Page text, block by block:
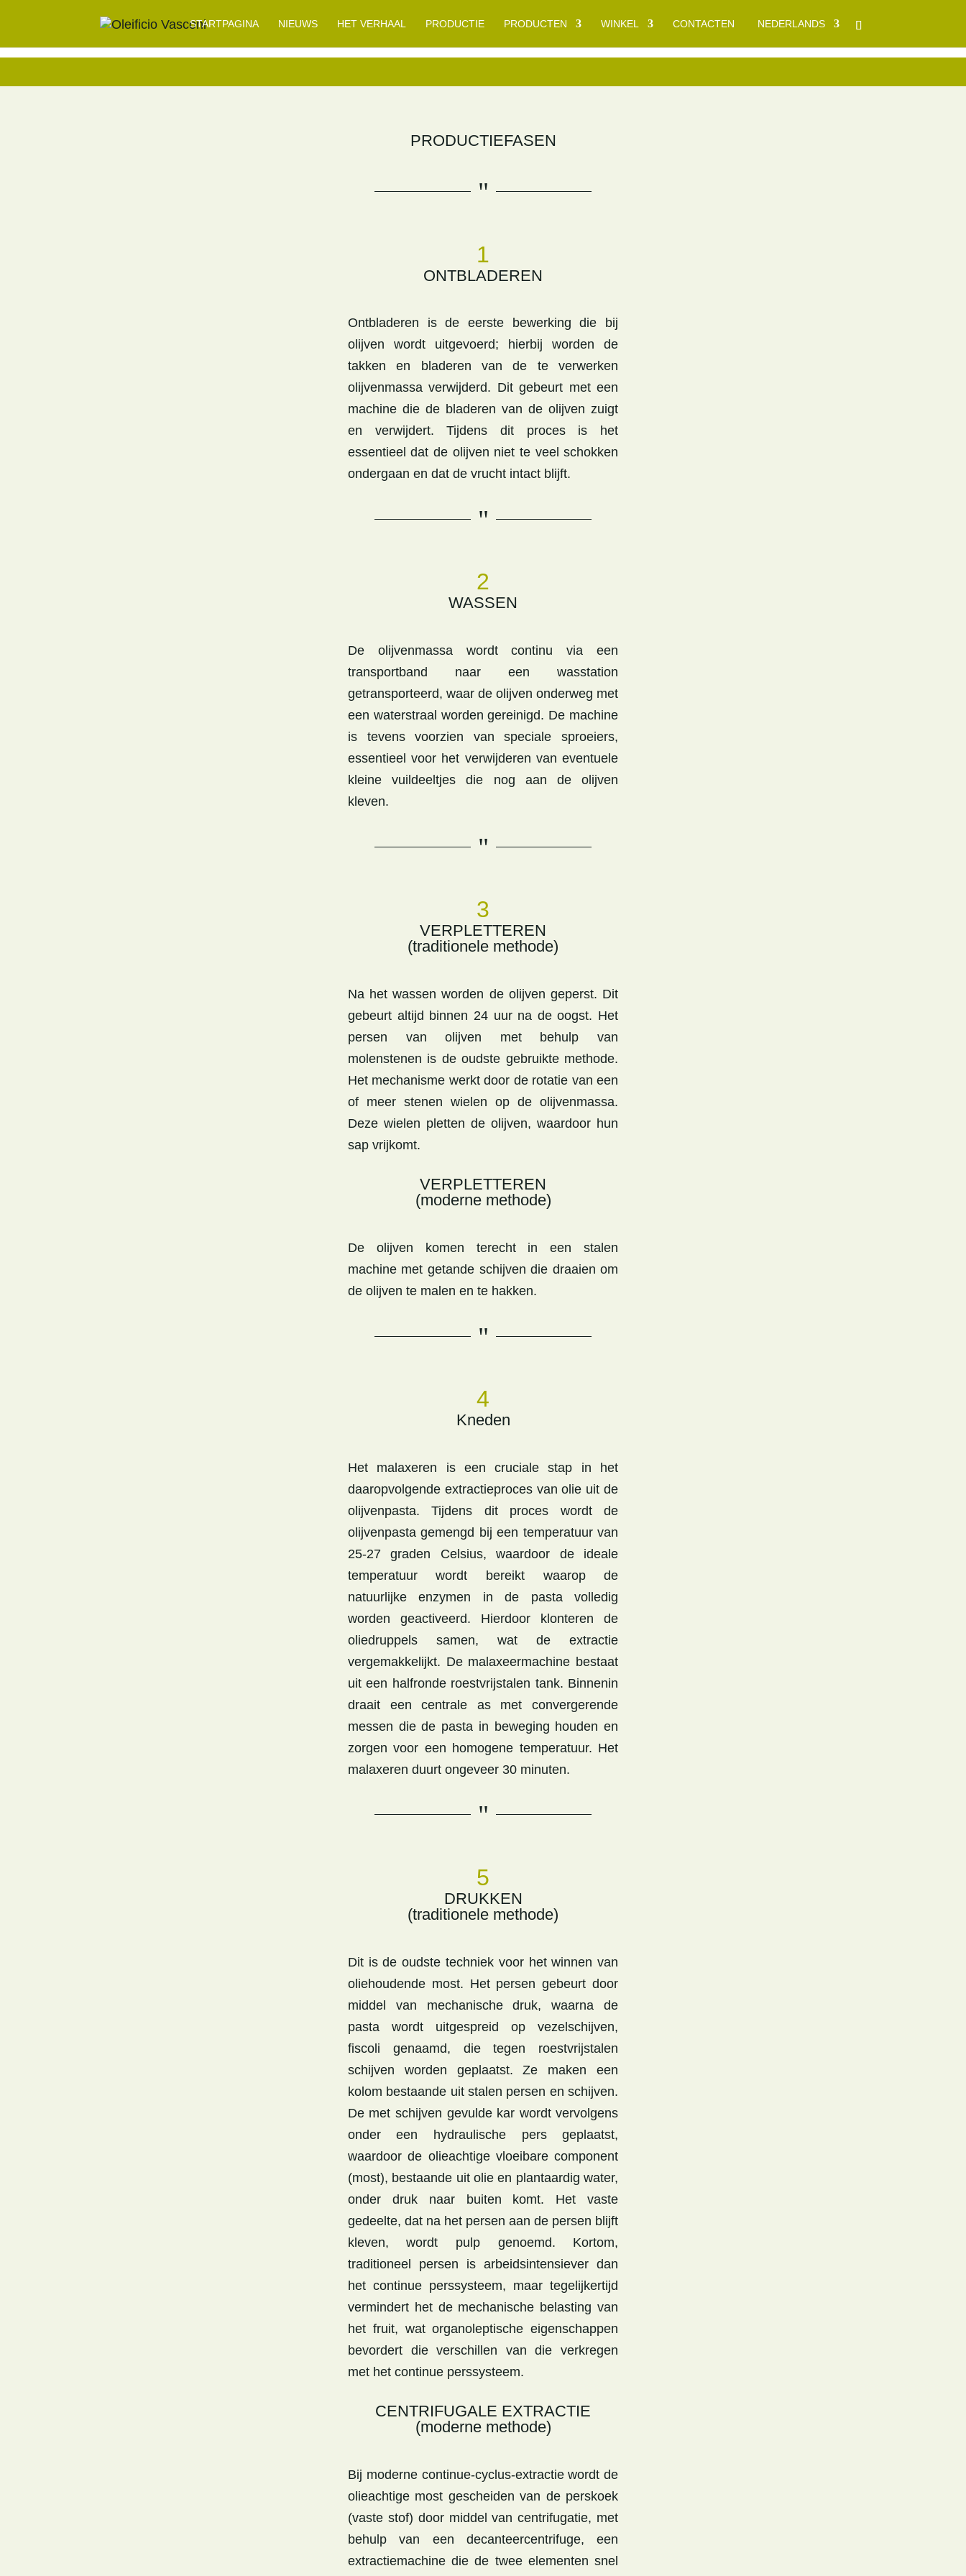
STARTPAGINA NIEUWS HET VERHAAL PRODUCTIE PRODUCTEN WINKEL CONTACTEN NEDERLANDS
PRODUCTIEFASEN
"
1
ONTBLADEREN
Ontbladeren is de eerste bewerking die bij
olijven wordt uitgevoerd; hierbij worden de
takken en bladeren van de te verwerken
olijvenmassa verwijderd. Dit gebeurt met een
machine die de bladeren van de olijven zuigt
en verwijdert. Tijdens dit proces is het
essentieel dat de olijven niet te veel schokken
ondergaan en dat de vrucht intact blijft.
"
2
WASSEN
De olijvenmassa wordt continu via een
transportband naar een wasstation
getransporteerd, waar de olijven onderweg met
een waterstraal worden gereinigd. De machine
is tevens voorzien van speciale sproeiers,
essentieel voor het verwijderen van eventuele
kleine vuildeeltjes die nog aan de olijven
kleven.
"
3
VERPLETTEREN
(traditionele methode)
Na het wassen worden de olijven geperst. Dit
gebeurt altijd binnen 24 uur na de oogst. Het
persen van olijven met behulp van
molenstenen is de oudste gebruikte methode.
Het mechanisme werkt door de rotatie van een
of meer stenen wielen op de olijvenmassa.
Deze wielen pletten de olijven, waardoor hun
sap vrijkomt.
VERPLETTEREN
(moderne methode)
De olijven komen terecht in een stalen
machine met getande schijven die draaien om
de olijven te malen en te hakken.
"
4
Kneden
Het malaxeren is een cruciale stap in het
daaropvolgende extractieproces van olie uit de
olijvenpasta. Tijdens dit proces wordt de
olijvenpasta gemengd bij een temperatuur van
25-27 graden Celsius, waardoor de ideale
temperatuur wordt bereikt waarop de
natuurlijke enzymen in de pasta volledig
worden geactiveerd. Hierdoor klonteren de
oliedruppels samen, wat de extractie
vergemakkelijkt. De malaxeermachine bestaat
uit een halfronde roestvrijstalen tank. Binnenin
draait een centrale as met convergerende
messen die de pasta in beweging houden en
zorgen voor een homogene temperatuur. Het
malaxeren duurt ongeveer 30 minuten.
"
5
DRUKKEN
(traditionele methode)
Dit is de oudste techniek voor het winnen van
oliehoudende most. Het persen gebeurt door
middel van mechanische druk, waarna de
pasta wordt uitgespreid op vezelschijven,
fiscoli genaamd, die tegen roestvrijstalen
schijven worden geplaatst.Ze maken een
kolom bestaande uit stalen persen en schijven.
De met schijven gevulde kar wordt vervolgens
onder een hydraulische pers geplaatst,
waardoor de olieachtige vloeibare component
(most), bestaande uit olie en plantaardig water,
onder druk naar buiten komt. Het vaste
gedeelte, dat na het persen aan de persen blijft
kleven, wordt pulp genoemd. Kortom,
traditioneel persen is arbeidsintensiever dan
het continue perssysteem, maar tegelijkertijd
vermindert het de mechanische belasting van
het fruit, wat organoleptische eigenschappen
bevordert die verschillen van die verkregen
met het continue perssysteem.
CENTRIFUGALE EXTRACTIE
(moderne methode)
Bij moderne continue-cyclus-extractie wordt de
olieachtige most gescheiden van de perskoek
(vaste stof) door middel van centrifugatie, met
behulp van een decanteercentrifuge, een
extractiemachine die de twee elementen snel